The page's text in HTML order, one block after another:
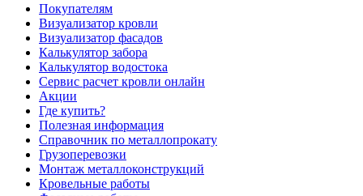
Покупателям
Визуализатор кровли
Визуализатор фасадов
Калькулятор забора
Калькулятор водостока
Сервис расчет кровли онлайн
Акции
Где купить?
Полезная информация
Справочник по металлопрокату
Грузоперевозки
Монтаж металлоконструкций
Кровельные работы